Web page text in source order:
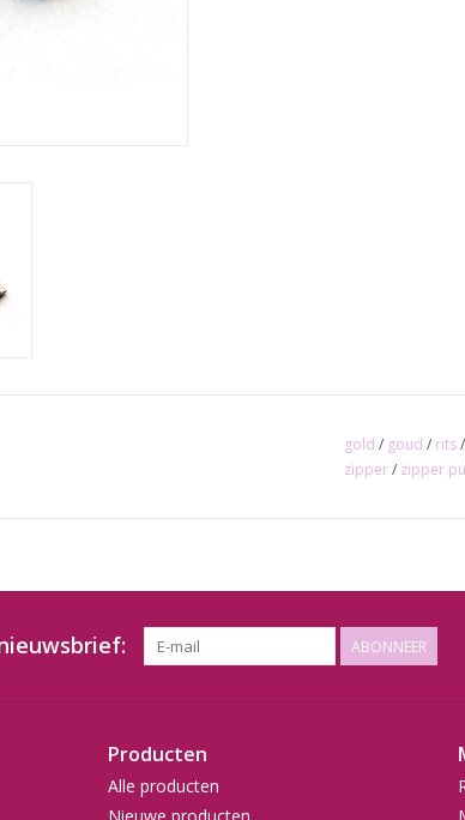
gold / goud / rits/
zipper/ zipper
ABONNEER
Producten
Alle producten
Nieuwe producten